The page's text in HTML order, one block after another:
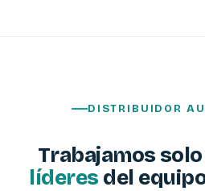
DISTRIBUIDOR
Trabajamos
líderesdel